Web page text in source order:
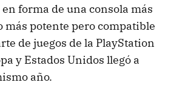
en forma de una consola más
más potente pero compatible
de juegos de la PlayStation
y Estados Unidos llegó a
año.